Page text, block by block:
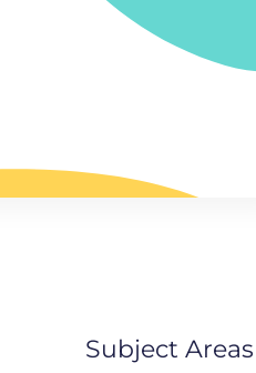
Subject Areas